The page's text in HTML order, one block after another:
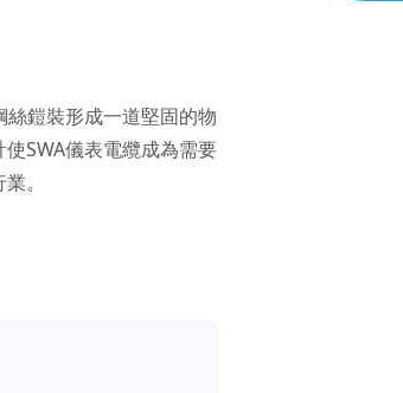
鎧裝形成一道堅固的物
SWA儀表電纜成為需要
。